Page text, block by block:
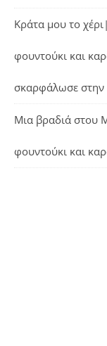
Κράτα μου το
φουντούκι και
σκαρφάλωσε
Μια βραδιά στου
φουντούκι και